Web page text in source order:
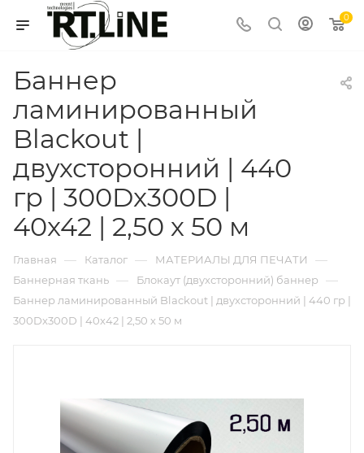
0
Баннер
ламинированный
Blackout |
двухсторонний | 440
гр | 300Dx300D |
40x42 | 2,50 х 50 м
Главная — Каталог — МАТЕРИАЛЫ ДЛЯ ПЕЧАТИ —
Баннерная ткань — Блокаут (двухсторонний) баннер —
Баннер ламинированный Blackout | двухсторонний | 440 гр |
300Dx300D | 40x42 | 2,50 х 50 м